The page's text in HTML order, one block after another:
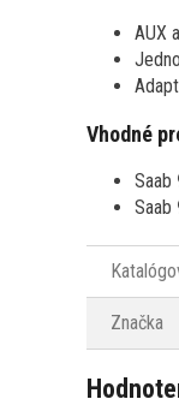
AUX
Vhodné
Saab
Saab
Značka